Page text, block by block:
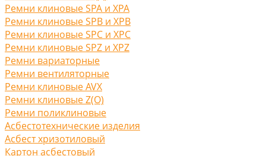
Ремни клиновые SPA и XPA
Ремни клиновые SPB и XPB
Ремни клиновые SPC и XPC
Ремни клиновые SPZ и XPZ
Ремни вариаторные
Ремни вентиляторные
Ремни клиновые AVX
Ремни клиновые Z(O)
Ремни поликлиновые
Асбестотехнические изделия
Асбест хризотиловый
Картон асбестовый